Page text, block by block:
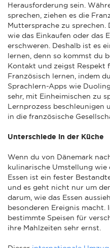
Herausforderung sein.
sprechen, ziehen es die
Muttersprache zu sprechen.
wie das Einkaufen oder das
erschweren. Deshalb ist es
lernen, denn so kommst du
Kontakt und zeigst Respekt
Französisch lernen, indem
Sprachlern-Apps wie
sehr, mit Einheimischen zu
Lernprozess beschleunigen
in die französische
Unterschiede in der Küche
Wenn du von Dänemark
kulinarische Umstellung wie
Essen ist ein fester
und es geht nicht nur um
darum, wie das Essen
besonderen Ereignis macht.
bestimmte Speisen für
ihre Mahlzeiten sehr ernst.